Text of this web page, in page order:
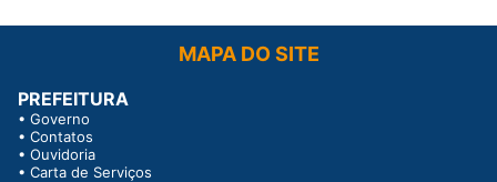
MAPA DO SITE
PREFEITURA
• Governo
• Contatos
• Ouvidoria
• Carta de Serviços